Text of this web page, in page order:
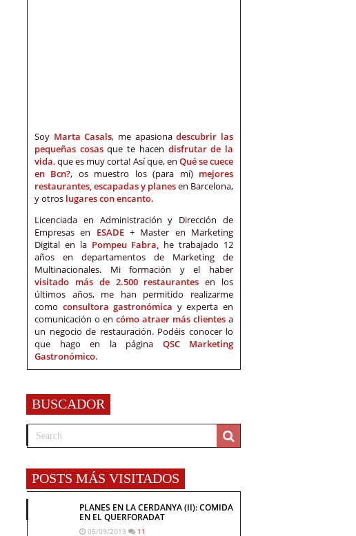
Soy Marta Casals, me apasionadescubrir las
pequeñas cosasque te hacen disfrutar de la
vida,que es muy corta! Así que, en Qué se cuece
en Bcn?, os muestro los (para mí) mejores
restaurantes, escapadas y planesen Barcelona,
y otros lugares con encanto.
Licenciada en Administración y Dirección de
Empresas en ESADE+ Master en Marketing
Digital en la Pompeu Fabra, he trabajado 12
años en departamentos de Marketing de
Multinacionales. Mi formación y el haber
visitado más de 2.500 restaurantes en los
últimos años, me han permitido realizarme
como consultora gastronómica y experta en
comunicación o en cómo atraer más clientes a
un negocio de restauración. Podéis conocer lo
que hago en la página QSC Marketing
Gastronómico.
BUSCADOR
POSTS MÁS VISITADOS
PLANES EN LA CERDANYA (II): COMIDA
EN EL QUERFORADAT
05/09/2013 11